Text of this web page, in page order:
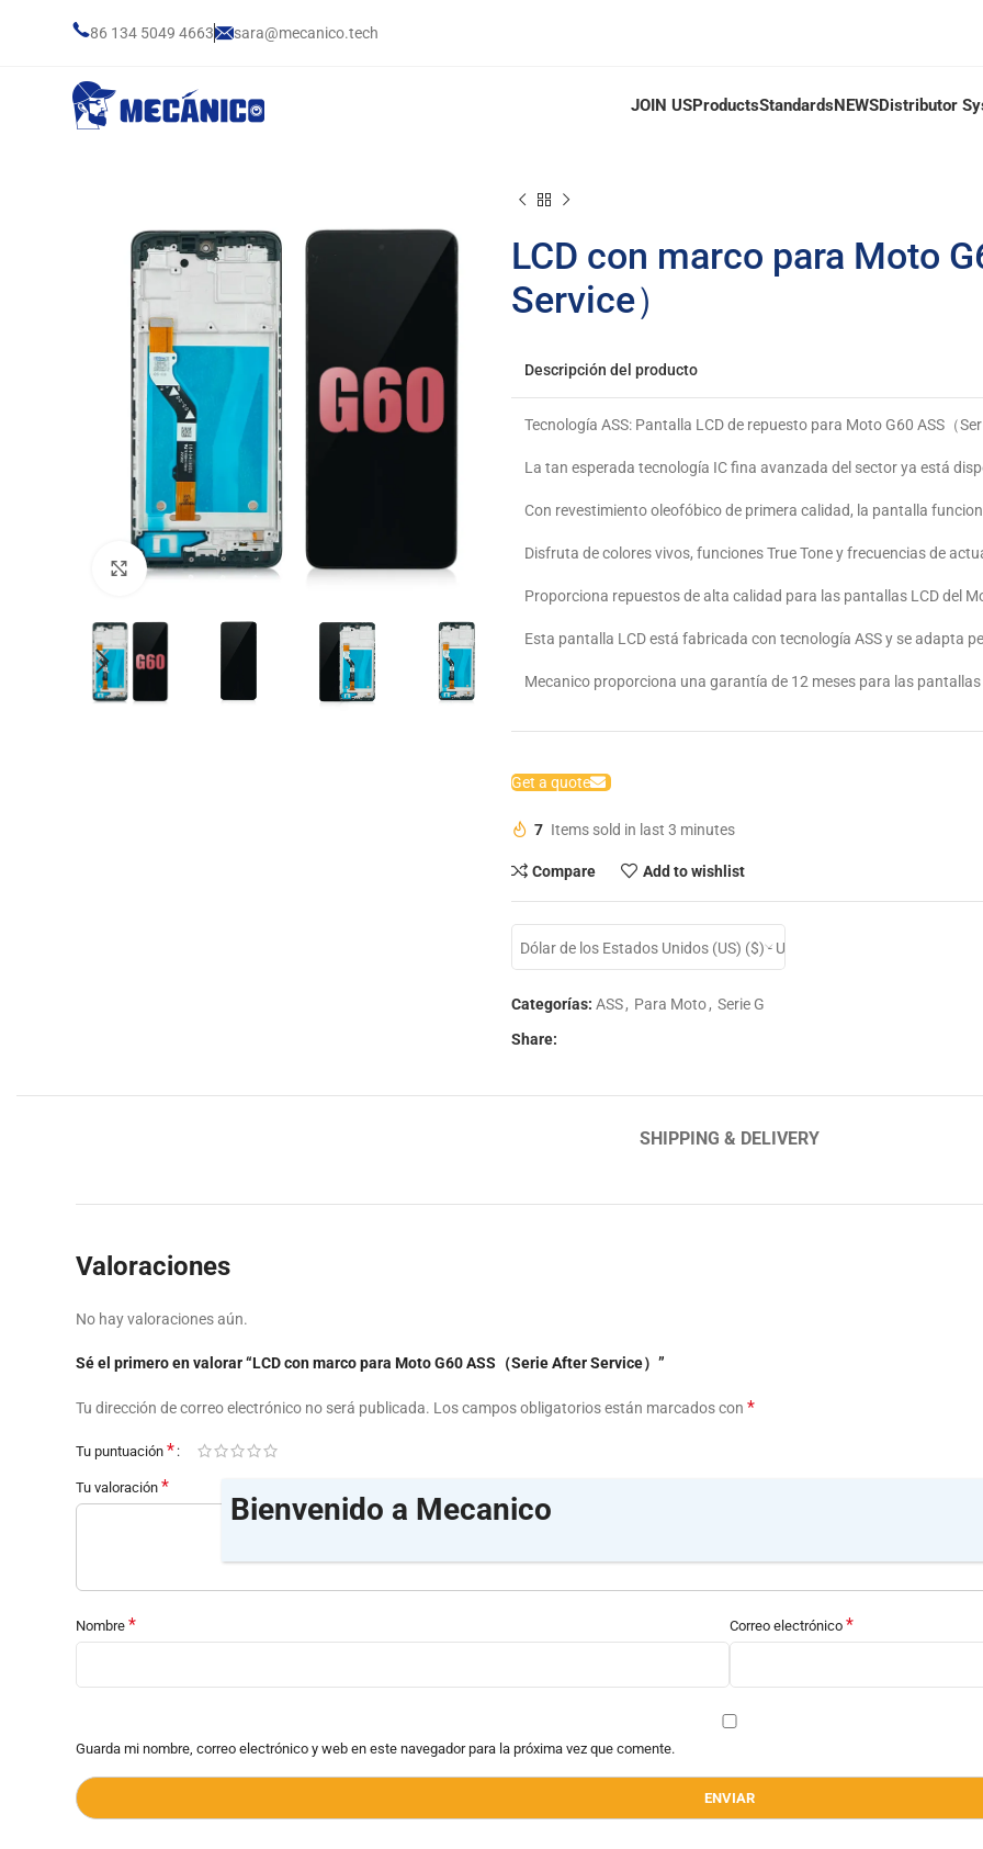
86 134 5049 4663 sara@mecanico.tech
JOIN USProductsStandardsNEWSDistributor
Click to enlarge
LCD con marco para Moto
Service）
Descripción del producto
Tecnología ASS: Pantalla LCD de repuesto para Moto G60 ASS（
La tan esperada tecnología IC fina avanzada del sector ya está
Con revestimiento oleofóbico de primera calidad, la pantalla
Disfruta de colores vivos, funciones True Tone y frecuencias de
Proporciona repuestos de alta calidad para las pantallas LCD del
Esta pantalla LCD está fabricada con tecnología ASS y se adapta
Mecanico proporciona una garantía de 12 meses para las pantallas
Get a quote
7 Items sold in last 3 minutes
Compare Add to wishlist
Dólar de los Estados Unidos (US) ($) - USD
Categorías: ASS, Para Moto, Serie G
Share:
SHIPPING & DELIVERY
Valoraciones
No hay valoraciones aún.
Sé el primero en valorar “LCD con marco para Moto G60 ASS（Serie After Service）”
Tu dirección de correo electrónico no será publicada. Los campos obligatorios están marcados con *
Tu puntuación *
Tu valoración *
Nombre * Correo electrónico *
Guarda mi nombre, correo electrónico y web en este navegador para la próxima vez que comente.
Bienvenido a Mecanico